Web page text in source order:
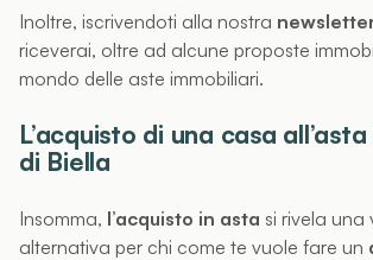
Inoltre, iscrivendoti alla nostra
riceverai, oltre ad alcune proposte
mondo delle aste immobiliari.
L’acquisto di una casa
di Biella
Insomma, l’acquisto in asta si rivela una
alternativa per chi come te vuole fare un